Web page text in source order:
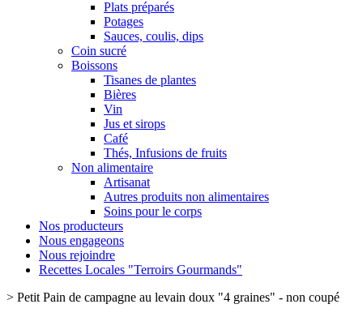
Plats préparés
Potages
Sauces, coulis, dips
Coin sucré
Boissons
Tisanes de plantes
Bières
Vin
Jus et sirops
Café
Thés, Infusions de fruits
Non alimentaire
Artisanat
Autres produits non alimentaires
Soins pour le corps
Nos producteurs
Nous engageons
Nous rejoindre
Recettes Locales "Terroirs Gourmands"
> Petit Pain de campagne au levain doux "4 graines" - non coupé